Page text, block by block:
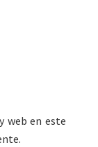
web en este